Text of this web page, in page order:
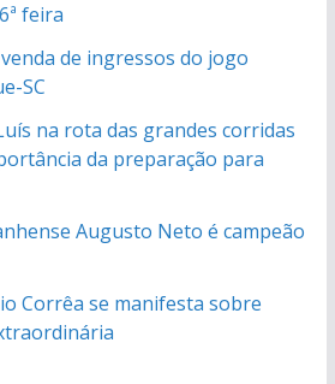
feira
de ingressos do jogo
SC
na rota das grandes corridas
da preparação para
Augusto Neto é campeão
Corrêa se manifesta sobre